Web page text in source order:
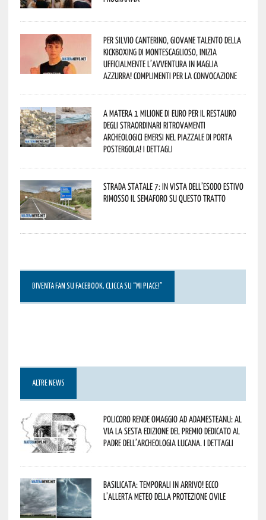
Per Silvio Canterino, giovane talento della
kickboxing di Montescaglioso, inizia
ufficialmente l’avventura in maglia
azzurra! Complimenti per la convocazione
A Matera 1 milione di euro per il restauro
degli straordinari ritrovamenti
archeologici emersi nel piazzale di Porta
Postergola! I dettagli
Strada statale 7: in vista dell’esodo estivo
rimosso il semaforo su questo tratto
DIVENTA FAN SU FACEBOOK, CLICCA SU “MI PIACE!”
ALTRE NEWS
Policoro rende omaggio ad Adamesteanu: al
via la sesta edizione del Premio dedicato al
padre dell’archeologia lucana. I dettagli
Basilicata: temporali in arrivo! Ecco
l’allerta meteo della Protezione civile